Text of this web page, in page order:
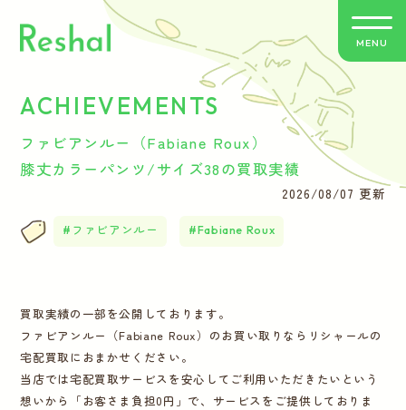
リシャールの特徴
お客さまの声
バイヤー紹介
MENU
ACHIEVEMENTS
ファビアンルー（Fabiane Roux）
膝丈カラーパンツ/サイズ38の買取実績
2026/08/07 更新
ファビアンルー Fabiane Roux
買取実績の一部を公開しております。
ファビアンルー（Fabiane Roux）のお買い取りならリシャールの
宅配買取におまかせください。
当店では宅配買取サービスを安心してご利用いただきたいという
想いから「お客さま負担0円」で、サービスをご提供しておりま